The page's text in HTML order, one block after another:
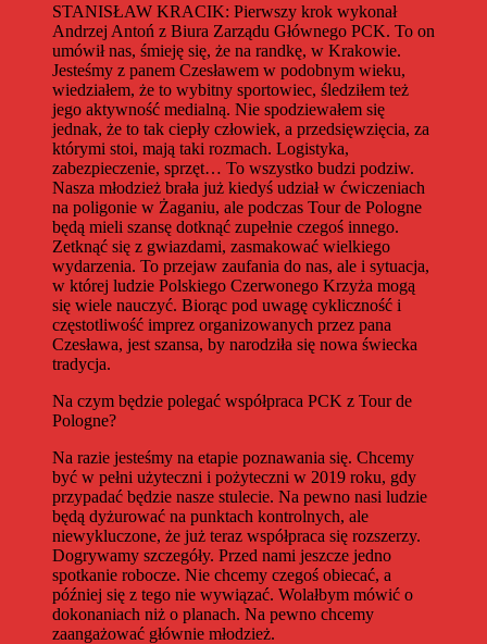
STANISŁAW KRACIK: Pierwszy krok wykonał
Andrzej Antoń z Biura Zarządu Głównego PCK. To on
umówił nas, śmieję się, że na randkę, w Krakowie.
Jesteśmy z panem Czesławem w podobnym wieku,
wiedziałem, że to wybitny sportowiec, śledziłem też
jego aktywność medialną. Nie spodziewałem się
jednak, że to tak ciepły człowiek, a przedsięwzięcia, za
którymi stoi, mają taki rozmach. Logistyka,
zabezpieczenie, sprzęt… To wszystko budzi podziw.
Nasza młodzież brała już kiedyś udział w ćwiczeniach
na poligonie w Żaganiu, ale podczas Tour de Pologne
będą mieli szansę dotknąć zupełnie czegoś innego.
Zetknąć się z gwiazdami, zasmakować wielkiego
wydarzenia. To przejaw zaufania do nas, ale i sytuacja,
w której ludzie Polskiego Czerwonego Krzyża mogą
się wiele nauczyć. Biorąc pod uwagę cykliczność i
częstotliwość imprez organizowanych przez pana
Czesława, jest szansa, by narodziła się nowa świecka
tradycja.
Na czym będzie polegać współpraca PCK z Tour de
Pologne?
Na razie jesteśmy na etapie poznawania się. Chcemy
być w pełni użyteczni i pożyteczni w 2019 roku, gdy
przypadać będzie nasze stulecie. Na pewno nasi ludzie
będą dyżurować na punktach kontrolnych, ale
niewykluczone, że już teraz współpraca się rozszerzy.
Dogrywamy szczegóły. Przed nami jeszcze jedno
spotkanie robocze. Nie chcemy czegoś obiecać, a
później się z tego nie wywiązać. Wolałbym mówić o
dokonaniach niż o planach. Na pewno chcemy
zaangażować głównie młodzież.